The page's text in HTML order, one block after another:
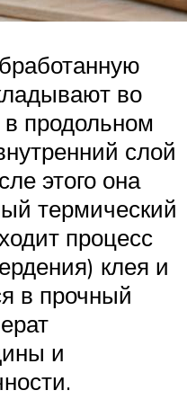
во
продольном
слой
этого она
термический
процесс
клея и
в прочный
и